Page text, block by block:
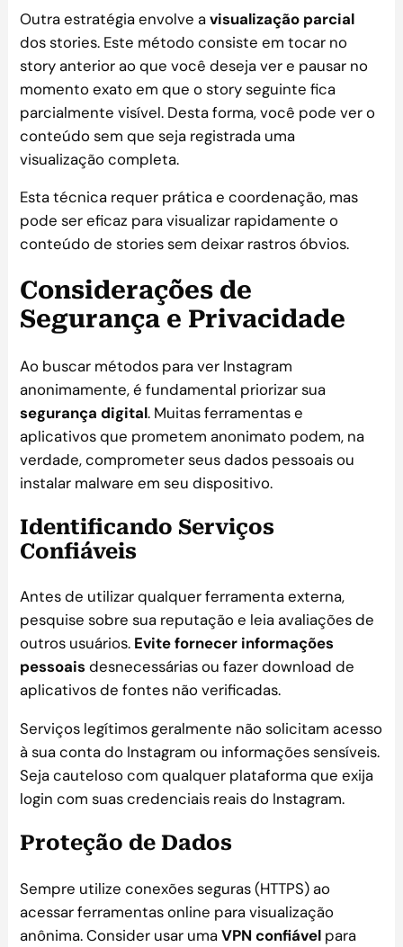
Outra estratégia envolve avisualização parcial
dos stories. Este método consiste em tocar no
story anterior ao que você deseja ver e pausar no
momento exato em que o story seguinte fica
parcialmente visível. Desta forma, você pode ver o
conteúdo sem que seja registrada uma
visualização completa.
Esta técnica requer prática e coordenação, mas
pode ser eficaz para visualizar rapidamente o
conteúdo de stories sem deixar rastros óbvios.
Considerações de
Segurança e Privacidade
Ao buscar métodos para ver Instagram
anonimamente, é fundamental priorizar sua
segurança digital. Muitas ferramentas e
aplicativos que prometem anonimato podem, na
verdade, comprometer seus dados pessoais ou
instalar malware em seu dispositivo.
Identificando Serviços
Confiáveis
Antes de utilizar qualquer ferramenta externa,
pesquise sobre sua reputação e leia avaliações de
outros usuários. Evite fornecer informações
pessoais desnecessárias ou fazer download de
aplicativos de fontes não verificadas.
Serviços legítimos geralmente não solicitam acesso
à sua conta do Instagram ou informações sensíveis.
Seja cauteloso com qualquer plataforma que exija
login com suas credenciais reais do Instagram.
Proteção de Dados
Sempre utilize conexões seguras (HTTPS) ao
acessar ferramentas online para visualização
anônima. Consider usar umaVPN confiável para